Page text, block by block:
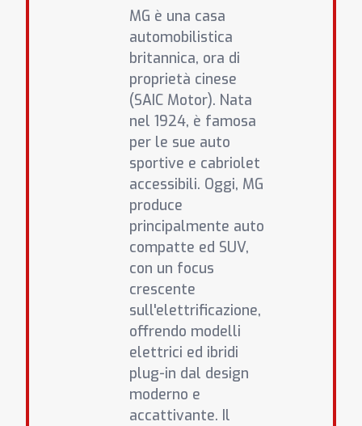
MG è una casa
automobilistica
britannica, ora di
proprietà cinese
(SAIC Motor). Nata
nel 1924, è famosa
per le sue auto
sportive e cabriolet
accessibili. Oggi, MG
produce
principalmente auto
compatte ed SUV,
con un focus
crescente
sull'elettrificazione,
offrendo modelli
elettrici ed ibridi
plug-in dal design
moderno e
accattivante. Il